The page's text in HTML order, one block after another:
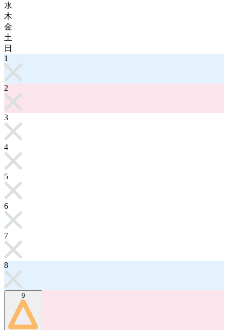
水
木
金
土
日
1
2
3
4
5
6
7
8
9